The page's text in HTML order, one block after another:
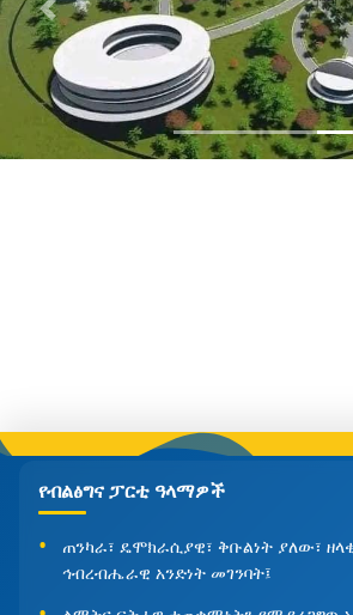
Previous
የብልፅግና ፓርቲ ዓላማዎች
ጠንካራ፣ ዴሞክራሲያዊ፣ ቅቡልነት ያለው፣
ኅብረብሔራዊ አንድነት መገንባት፤